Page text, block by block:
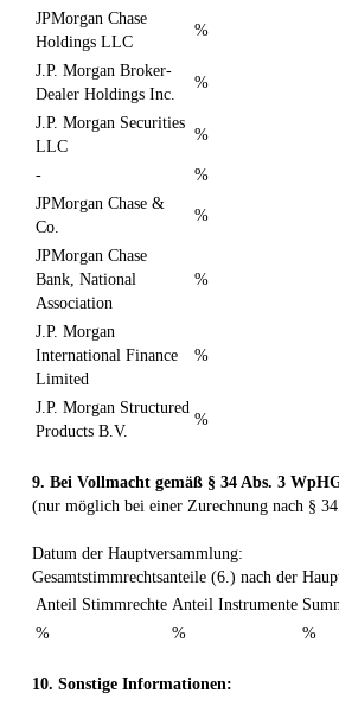
JPMorgan Chase
Holdings LLC
%
J.P. Morgan Broker-
Dealer Holdings Inc.
%
J.P. Morgan Securities
LLC
%
- %
JPMorgan Chase &
Co.
%
JPMorgan Chase
Bank, National
Association
%
J.P. Morgan
International Finance
Limited
%
J.P. Morgan Structured
Products B.V.
%
9. Bei Vollmacht gemäß § 34 Abs. 3
(nur möglich bei einer Zurechnung nach §
Datum der Hauptversammlung:
Gesamtstimmrechtsanteile (6.) nach der
Anteil Stimmrechte Anteil Instrumente
%
% %
10. Sonstige Informationen: